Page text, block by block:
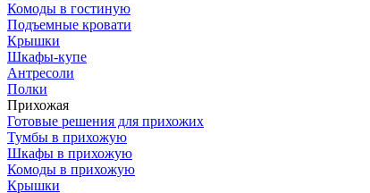
Комоды в гостиную
Подъемные кровати
Крышки
Шкафы-купе
Антресоли
Полки
Прихожая
Готовые решения для прихожих
Тумбы в прихожую
Шкафы в прихожую
Комоды в прихожую
Крышки